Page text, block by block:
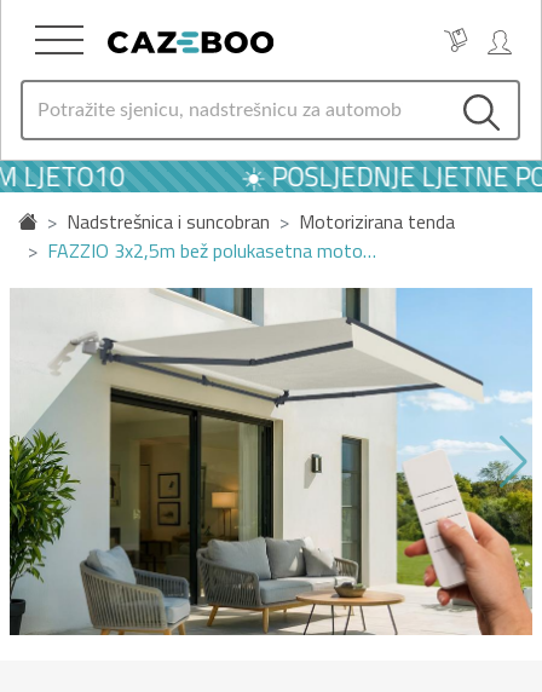
☀️ POSLJEDNJE LJETNE
Nadstrešnica i suncobran
Motorizirana tenda
FAZZIO 3x2,5m bež polukasetna moto…